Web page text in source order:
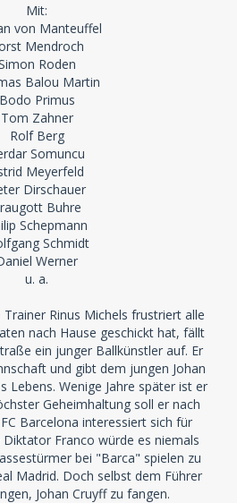
Mit:
von Manteuffel
Mendroch
Roden
Balou Martin
Bodo Primus
Tom Zahner
Rolf Berg
Somuncu
Meyerfeld
Dirschauer
Buhre
Schepmann
Schmidt
Werner
u. a.
Rinus Michels frustriert alle
nach Hause geschickt hat, fällt
ein junger Ballkünstler auf. Er
und gibt dem jungen Johan
Lebens. Wenige Jahre später ist er
Geheimhaltung soll er nach
Barcelona interessiert sich für
Diktator Franco würde es niemals
bei "Barca" spielen zu
Madrid. Doch selbst dem Führer
Johan Cruyff zu fangen.